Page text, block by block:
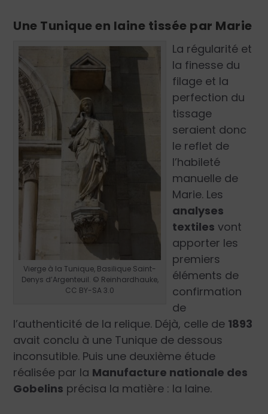
Une Tunique en laine tissée par Marie
Vierge à la Tunique, Basilique Saint-
Denys d’Argenteuil. © Reinhardhauke,
CC BY-SA 3.0
La régularité et
la finesse du
filage et la
perfection du
tissage
seraient donc
le reflet de
l’habileté
manuelle de
Marie. Les
analyses
textiles vont
apporter les
premiers
éléments de
confirmation
de
l’authenticité de la relique. Déjà, celle de 1893
avait conclu à une Tunique de dessous
inconsutible. Puis une deuxième étude
réalisée par la Manufacture nationale des
Gobelins précisa la matière : la laine.